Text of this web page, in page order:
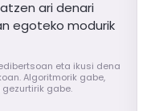
ari denari
egoteko modurik
eta ikusi dena
Algoritmorik gabe,
gabe.